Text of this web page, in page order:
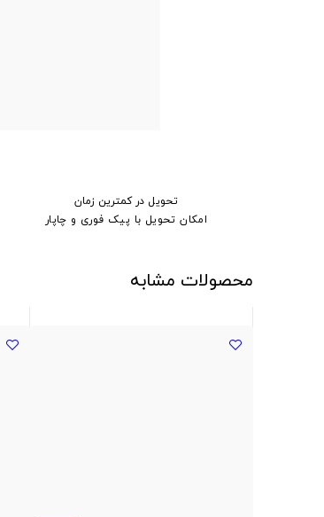
تحویل در کمترین زمان
امکان تحویل با پیک فوری و چاپار
محصولات مشابه